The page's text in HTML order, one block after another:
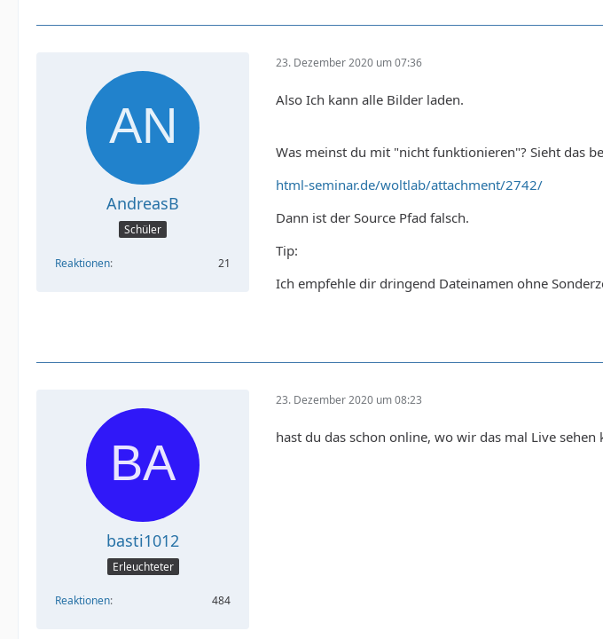
AndreasB
Schüler
Reaktionen 21
23. Dezember 2020 um 07:36
Also Ich kann alle Bilder laden.
Was meinst du mit "nicht funktionieren"? Sieht das
html-seminar.de/woltlab/attachment/2742/
Dann ist der Source Pfad falsch.
Tip:
Ich empfehle dir dringend Dateinamen ohne
basti1012
Erleuchteter
Reaktionen 484
23. Dezember 2020 um 08:23
hast du das schon online, wo wir das mal Live sehen